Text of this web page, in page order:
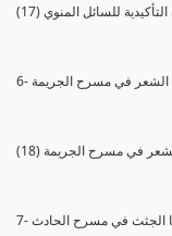
التأكيدية للسائل المنوي
الشعر في مسرح الجريمة
الشعر في مسرح الجريمة
الجثث في مسرح الحادث